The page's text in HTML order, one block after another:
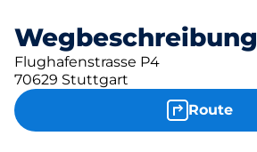
Wegbeschreibung
Flughafenstrasse P4
70629 Stuttgart
Route